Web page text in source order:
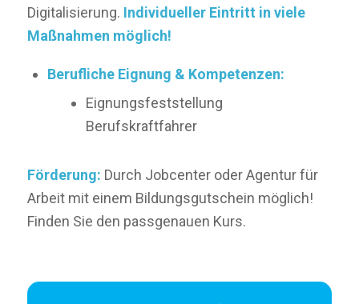
Digitalisierung. Individueller Eintritt in viele
Maßnahmen möglich!
Berufliche Eignung & Kompetenzen:
Eignungsfeststellung
Berufskraftfahrer
Förderung: Durch Jobcenter oder Agentur für
Arbeit mit einem Bildungsgutschein möglich!
Finden Sie den passgenauen Kurs.